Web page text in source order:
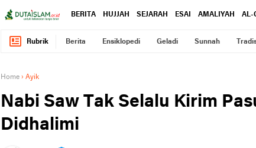
BERITA HUJJAH SEJARAH ESAI AMALIYAH AL-
Rubrik Berita Ensiklopedi Geladi Sunnah
Home › Ayik
Nabi Saw Tak Selalu Kirim
Didhalimi